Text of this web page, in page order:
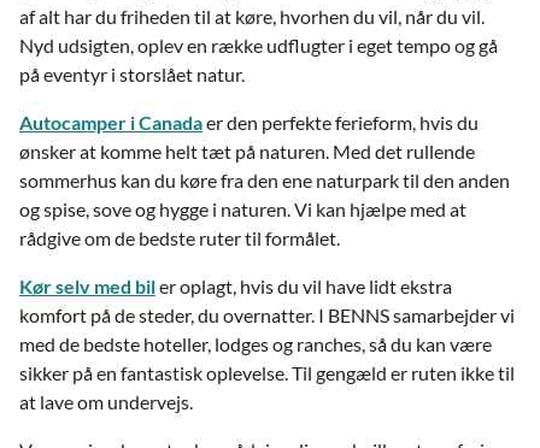
af alt har du friheden til at køre, hvorhen du vil, når du vil.
Nyd udsigten, oplev en række udflugter i eget tempo og gå
på eventyr i storslået natur.
Autocamper i Canadaer den perfekte ferieform, hvis du
ønsker at komme helt tæt på naturen. Med det rullende
sommerhus kan du køre fra den ene naturpark til den anden
og spise, sove og hygge i naturen. Vi kan hjælpe med at
rådgive om de bedste ruter til formålet.
Kør selv med biler oplagt, hvis du vil have lidt ekstra
komfort på de steder, du overnatter. I BENNS samarbejder vi
med de bedste hoteller, lodges og ranches, så du kan være
sikker på en fantastisk oplevelse. Til gengæld er ruten ikke til
at lave om undervejs.